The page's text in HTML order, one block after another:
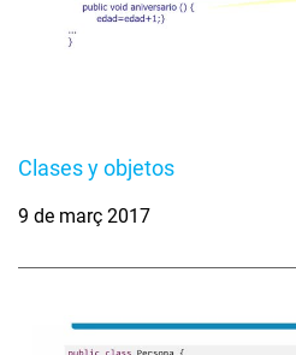
Clases y objetos
9 de març 2017